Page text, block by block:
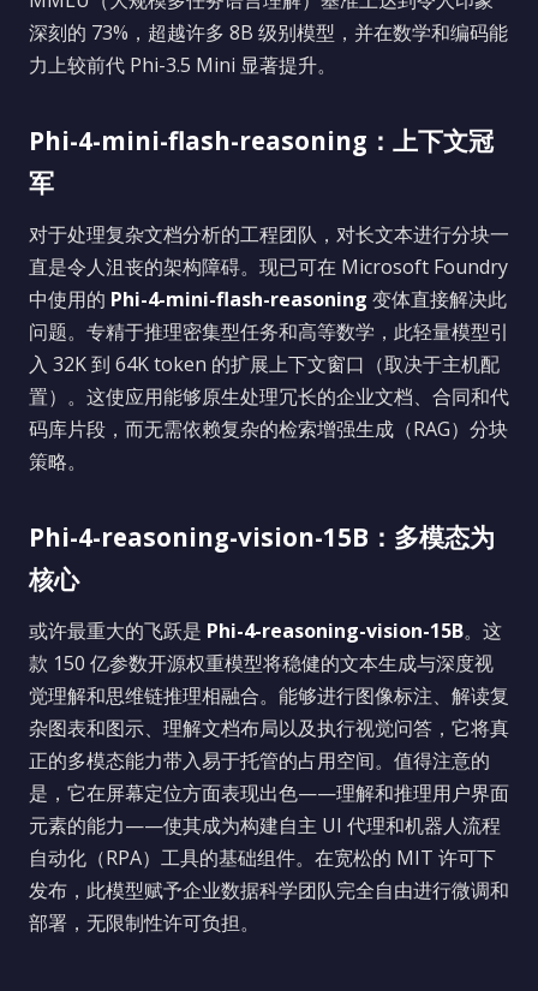
深刻的 73%，超越许多 8B 级别模型，并在数学和编码能
力上较前代 Phi-3.5 Mini 显著提升。
Phi-4-mini-flash-reasoning：上下文冠
军
对于处理复杂文档分析的工程团队，对长文本进行分块一
直是令人沮丧的架构障碍。现已可在 Microsoft Foundry
中使用的 Phi-4-mini-flash-reasoning 变体直接解决此
问题。专精于推理密集型任务和高等数学，此轻量模型引
入 32K 到 64K token 的扩展上下文窗口（取决于主机配
置）。这使应用能够原生处理冗长的企业文档、合同和代
码库片段，而无需依赖复杂的检索增强生成（RAG）分块
策略。
Phi-4-reasoning-vision-15B：多模态为
核心
或许最重大的飞跃是 Phi-4-reasoning-vision-15B。这
款 150 亿参数开源权重模型将稳健的文本生成与深度视
觉理解和思维链推理相融合。能够进行图像标注、解读复
杂图表和图示、理解文档布局以及执行视觉问答，它将真
正的多模态能力带入易于托管的占用空间。值得注意的
是，它在屏幕定位方面表现出色——理解和推理用户界面
元素的能力——使其成为构建自主 UI 代理和机器人流程
自动化（RPA）工具的基础组件。在宽松的 MIT 许可下
发布，此模型赋予企业数据科学团队完全自由进行微调和
部署，无限制性许可负担。